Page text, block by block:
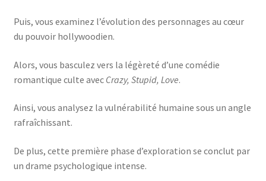
Puis, vous examinez l’évolution des personnages au cœur
du pouvoir hollywoodien.
Alors, vous basculez vers la légèreté d’une comédie
romantique culte avec Crazy, Stupid, Love.
Ainsi, vous analysez la vulnérabilité humaine sous un angle
rafraîchissant.
De plus, cette première phase d’exploration se conclut par
un drame psychologique intense.